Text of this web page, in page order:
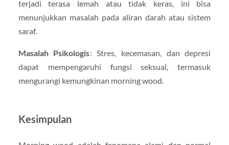
terjadi terasa lemah atau tidak keras, ini bisa
menunjukkan masalah pada aliran darah atau sistem
saraf.
Masalah Psikologis: Stres, kecemasan, dan depresi
dapat mempengaruhi fungsi seksual, termasuk
mengurangi kemungkinan morning wood.
Kesimpulan